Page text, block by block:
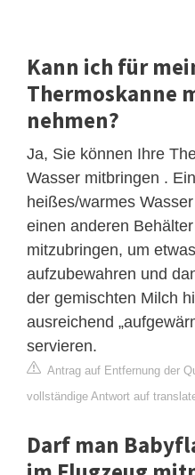
Kann ich für
Thermoskanne
nehmen?
Ja, Sie können Ihre
Wasser mitbringen .
heißes/warmes
einen anderen
mitzubringen, um
aufzubewahren und
der gemischten Milch
ausreichend
servieren.
Antrag auf Entfernung der
vollständige Antwort auf
Darf man